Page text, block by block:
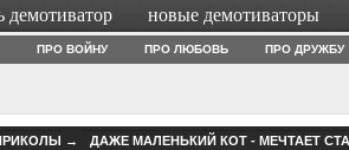
демотиватор новые демотиваторы
ПРО ВОЙНУ ПРО ЛЮБОВЬ ПРО ДРУЖБУ
→ ДАЖЕ МАЛЕНЬКИЙ КОТ - МЕЧТАЕТ